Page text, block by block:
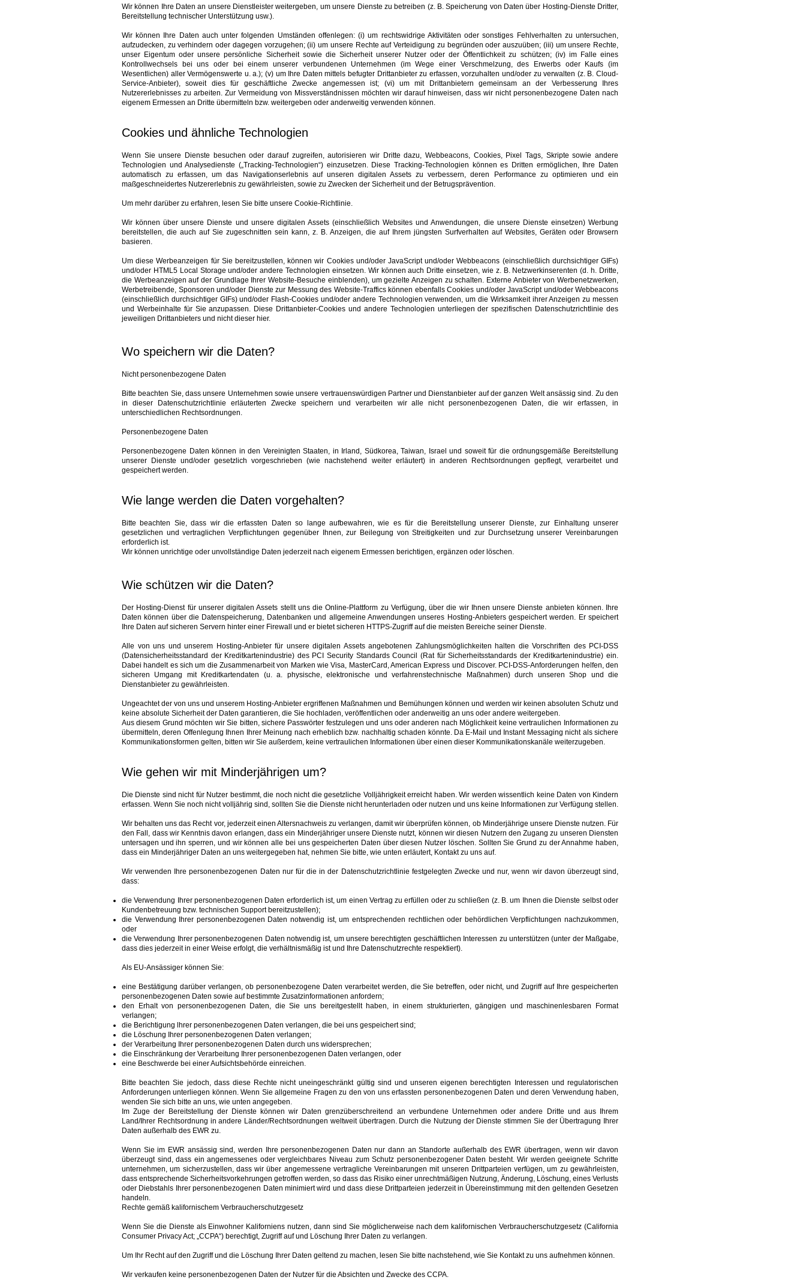
Wir können Ihre Daten an unsere Dienstleister weitergeben, um unsere Dienste zu betreiben (z. B. Speicherung von Daten über Hosting-Dienste Dritter,
Bereitstellung technischer Unterstützung usw.).
Wir können Ihre Daten auch unter folgenden Umständen offenlegen: (i) um rechtswidrige Aktivitäten oder sonstiges Fehlverhalten zu untersuchen,
aufzudecken, zu verhindern oder dagegen vorzugehen; (ii) um unsere Rechte auf Verteidigung zu begründen oder auszuüben; (iii) um unsere Rechte,
unser Eigentum oder unsere persönliche Sicherheit sowie die Sicherheit unserer Nutzer oder der Öffentlichkeit zu schützen; (iv) im Falle eines
Kontrollwechsels bei uns oder bei einem unserer verbundenen Unternehmen (im Wege einer Verschmelzung, des Erwerbs oder Kaufs (im
Wesentlichen) aller Vermögenswerte u. a.); (v) um Ihre Daten mittels befugter Drittanbieter zu erfassen, vorzuhalten und/oder zu verwalten (z. B. Cloud-
Service-Anbieter), soweit dies für geschäftliche Zwecke angemessen ist; (vi) um mit Drittanbietern gemeinsam an der Verbesserung Ihres
Nutzererlebnisses zu arbeiten. Zur Vermeidung von Missverständnissen möchten wir darauf hinweisen, dass wir nicht personenbezogene Daten nach
eigenem Ermessen an Dritte übermitteln bzw. weitergeben oder anderweitig verwenden können.
Cookies und ähnliche Technologien
Wenn Sie unsere Dienste besuchen oder darauf zugreifen, autorisieren wir Dritte dazu, Webbeacons, Cookies, Pixel Tags, Skripte sowie andere
Technologien und Analysedienste („Tracking-Technologien“) einzusetzen. Diese Tracking-Technologien können es Dritten ermöglichen, Ihre Daten
automatisch zu erfassen, um das Navigationserlebnis auf unseren digitalen Assets zu verbessern, deren Performance zu optimieren und ein
maßgeschneidertes Nutzererlebnis zu gewährleisten, sowie zu Zwecken der Sicherheit und der Betrugsprävention.
Um mehr darüber zu erfahren, lesen Sie bitte unsere Cookie-Richtlinie.
Wir können über unsere Dienste und unsere digitalen Assets (einschließlich Websites und Anwendungen, die unsere Dienste einsetzen) Werbung
bereitstellen, die auch auf Sie zugeschnitten sein kann, z. B. Anzeigen, die auf Ihrem jüngsten Surfverhalten auf Websites, Geräten oder Browsern
basieren.
Um diese Werbeanzeigen für Sie bereitzustellen, können wir Cookies und/oder JavaScript und/oder Webbeacons (einschließlich durchsichtiger GIFs)
und/oder HTML5 Local Storage und/oder andere Technologien einsetzen. Wir können auch Dritte einsetzen, wie z. B. Netzwerkinserenten (d. h. Dritte,
die Werbeanzeigen auf der Grundlage Ihrer Website-Besuche einblenden), um gezielte Anzeigen zu schalten. Externe Anbieter von Werbenetzwerken,
Werbetreibende, Sponsoren und/oder Dienste zur Messung des Website-Traffics können ebenfalls Cookies und/oder JavaScript und/oder Webbeacons
(einschließlich durchsichtiger GIFs) und/oder Flash-Cookies und/oder andere Technologien verwenden, um die Wirksamkeit ihrer Anzeigen zu messen
und Werbeinhalte für Sie anzupassen. Diese Drittanbieter-Cookies und andere Technologien unterliegen der spezifischen Datenschutzrichtlinie des
jeweiligen Drittanbieters und nicht dieser hier.
Wo speichern wir die Daten?
Nicht personenbezogene Daten
Bitte beachten Sie, dass unsere Unternehmen sowie unsere vertrauenswürdigen Partner und Dienstanbieter auf der ganzen Welt ansässig sind. Zu den
in dieser Datenschutzrichtlinie erläuterten Zwecke speichern und verarbeiten wir alle nicht personenbezogenen Daten, die wir erfassen, in
unterschiedlichen Rechtsordnungen.
Personenbezogene Daten
Personenbezogene Daten können in den Vereinigten Staaten, in Irland, Südkorea, Taiwan, Israel und soweit für die ordnungsgemäße Bereitstellung
unserer Dienste und/oder gesetzlich vorgeschrieben (wie nachstehend weiter erläutert) in anderen Rechtsordnungen gepflegt, verarbeitet und
gespeichert werden.
Wie lange werden die Daten vorgehalten?
Bitte beachten Sie, dass wir die erfassten Daten so lange aufbewahren, wie es für die Bereitstellung unserer Dienste, zur Einhaltung unserer
gesetzlichen und vertraglichen Verpflichtungen gegenüber Ihnen, zur Beilegung von Streitigkeiten und zur Durchsetzung unserer Vereinbarungen
erforderlich ist.
Wir können unrichtige oder unvollständige Daten jederzeit nach eigenem Ermessen berichtigen, ergänzen oder löschen.
Wie schützen wir die Daten?
Der Hosting-Dienst für unserer digitalen Assets stellt uns die Online-Plattform zu Verfügung, über die wir Ihnen unsere Dienste anbieten können. Ihre
Daten können über die Datenspeicherung, Datenbanken und allgemeine Anwendungen unseres Hosting-Anbieters gespeichert werden. Er speichert
Ihre Daten auf sicheren Servern hinter einer Firewall und er bietet sicheren HTTPS-Zugriff auf die meisten Bereiche seiner Dienste.
Alle von uns und unserem Hosting-Anbieter für unsere digitalen Assets angebotenen Zahlungsmöglichkeiten halten die Vorschriften des PCI-DSS
(Datensicherheitsstandard der Kreditkartenindustrie) des PCI Security Standards Council (Rat für Sicherheitsstandards der Kreditkartenindustrie) ein.
Dabei handelt es sich um die Zusammenarbeit von Marken wie Visa, MasterCard, American Express und Discover. PCI-DSS-Anforderungen helfen, den
sicheren Umgang mit Kreditkartendaten (u. a. physische, elektronische und verfahrenstechnische Maßnahmen) durch unseren Shop und die
Dienstanbieter zu gewährleisten.
Ungeachtet der von uns und unserem Hosting-Anbieter ergriffenen Maßnahmen und Bemühungen können und werden wir keinen absoluten Schutz und
keine absolute Sicherheit der Daten garantieren, die Sie hochladen, veröffentlichen oder anderweitig an uns oder andere weitergeben.
Aus diesem Grund möchten wir Sie bitten, sichere Passwörter festzulegen und uns oder anderen nach Möglichkeit keine vertraulichen Informationen zu
übermitteln, deren Offenlegung Ihnen Ihrer Meinung nach erheblich bzw. nachhaltig schaden könnte. Da E-Mail und Instant Messaging nicht als sichere
Kommunikationsformen gelten, bitten wir Sie außerdem, keine vertraulichen Informationen über einen dieser Kommunikationskanäle weiterzugeben.
Wie gehen wir mit Minderjährigen um?
Die Dienste sind nicht für Nutzer bestimmt, die noch nicht die gesetzliche Volljährigkeit erreicht haben. Wir werden wissentlich keine Daten von Kindern
erfassen. Wenn Sie noch nicht volljährig sind, sollten Sie die Dienste nicht herunterladen oder nutzen und uns keine Informationen zur Verfügung stellen.
Wir behalten uns das Recht vor, jederzeit einen Altersnachweis zu verlangen, damit wir überprüfen können, ob Minderjährige unsere Dienste nutzen. Für
den Fall, dass wir Kenntnis davon erlangen, dass ein Minderjähriger unsere Dienste nutzt, können wir diesen Nutzern den Zugang zu unseren Diensten
untersagen und ihn sperren, und wir können alle bei uns gespeicherten Daten über diesen Nutzer löschen. Sollten Sie Grund zu der Annahme haben,
dass ein Minderjähriger Daten an uns weitergegeben hat, nehmen Sie bitte, wie unten erläutert, Kontakt zu uns auf.
Wir verwenden Ihre personenbezogenen Daten nur für die in der Datenschutzrichtlinie festgelegten Zwecke und nur, wenn wir davon überzeugt sind,
dass:
die Verwendung Ihrer personenbezogenen Daten erforderlich ist, um einen Vertrag zu erfüllen oder zu schließen (z. B. um Ihnen die Dienste selbst oder
Kundenbetreuung bzw. technischen Support bereitzustellen);
die Verwendung Ihrer personenbezogenen Daten notwendig ist, um entsprechenden rechtlichen oder behördlichen Verpflichtungen nachzukommen,
oder
die Verwendung Ihrer personenbezogenen Daten notwendig ist, um unsere berechtigten geschäftlichen Interessen zu unterstützen (unter der Maßgabe,
dass dies jederzeit in einer Weise erfolgt, die verhältnismäßig ist und Ihre Datenschutzrechte respektiert).
Als EU-Ansässiger können Sie:
eine Bestätigung darüber verlangen, ob personenbezogene Daten verarbeitet werden, die Sie betreffen, oder nicht, und Zugriff auf Ihre gespeicherten
personenbezogenen Daten sowie auf bestimmte Zusatzinformationen anfordern;
den Erhalt von personenbezogenen Daten, die Sie uns bereitgestellt haben, in einem strukturierten, gängigen und maschinenlesbaren Format
verlangen;
die Berichtigung lhrer personenbezogenen Daten verlangen, die bei uns gespeichert sind;
die Löschung Ihrer personenbezogenen Daten verlangen;
der Verarbeitung Ihrer personenbezogenen Daten durch uns widersprechen;
die Einschränkung der Verarbeitung Ihrer personenbezogenen Daten verlangen, oder
eine Beschwerde bei einer Aufsichtsbehörde einreichen.
Bitte beachten Sie jedoch, dass diese Rechte nicht uneingeschränkt gültig sind und unseren eigenen berechtigten Interessen und regulatorischen
Anforderungen unterliegen können. Wenn Sie allgemeine Fragen zu den von uns erfassten personenbezogenen Daten und deren Verwendung haben,
wenden Sie sich bitte an uns, wie unten angegeben.
Im Zuge der Bereitstellung der Dienste können wir Daten grenzüberschreitend an verbundene Unternehmen oder andere Dritte und aus Ihrem
Land/Ihrer Rechtsordnung in andere Länder/Rechtsordnungen weltweit übertragen. Durch die Nutzung der Dienste stimmen Sie der Übertragung Ihrer
Daten außerhalb des EWR zu.
Wenn Sie im EWR ansässig sind, werden Ihre personenbezogenen Daten nur dann an Standorte außerhalb des EWR übertragen, wenn wir davon
überzeugt sind, dass ein angemessenes oder vergleichbares Niveau zum Schutz personenbezogener Daten besteht. Wir werden geeignete Schritte
unternehmen, um sicherzustellen, dass wir über angemessene vertragliche Vereinbarungen mit unseren Drittparteien verfügen, um zu gewährleisten,
dass entsprechende Sicherheitsvorkehrungen getroffen werden, so dass das Risiko einer unrechtmäßigen Nutzung, Änderung, Löschung, eines Verlusts
oder Diebstahls Ihrer personenbezogenen Daten minimiert wird und dass diese Drittparteien jederzeit in Übereinstimmung mit den geltenden Gesetzen
handeln.
Rechte gemäß kalifornischem Verbraucherschutzgesetz
Wenn Sie die Dienste als Einwohner Kaliforniens nutzen, dann sind Sie möglicherweise nach dem kalifornischen Verbraucherschutzgesetz (California
Consumer Privacy Act; „CCPA“) berechtigt, Zugriff auf und Löschung Ihrer Daten zu verlangen.
Um Ihr Recht auf den Zugriff und die Löschung Ihrer Daten geltend zu machen, lesen Sie bitte nachstehend, wie Sie Kontakt zu uns aufnehmen können.
Wir verkaufen keine personenbezogenen Daten der Nutzer für die Absichten und Zwecke des CCPA.